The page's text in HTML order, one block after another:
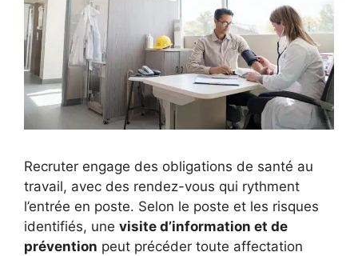
Recruter engage des obligations de santé au
travail, avec des rendez-vous qui rythment
l’entrée en poste. Selon le poste et les risques
identifiés, une visite d’information et de
prévention peut précéder toute affectation